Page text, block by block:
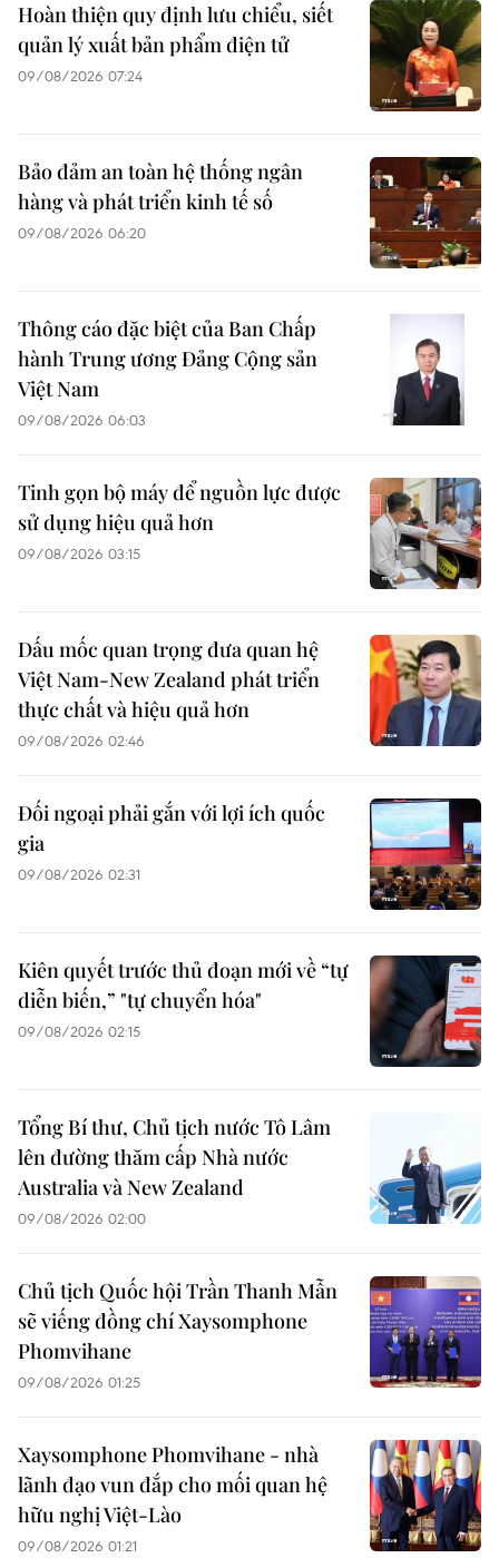
Hoàn thiện quy định lưu chiểu, siết
quản lý xuất bản phẩm điện tử
09/08/2026 07:24
Bảo đảm an toàn hệ thống ngân
hàng và phát triển kinh tế số
09/08/2026 06:20
Thông cáo đặc biệt của Ban Chấp
hành Trung ương Đảng Cộng sản
Việt Nam
09/08/2026 06:03
Tinh gọn bộ máy để nguồn lực được
sử dụng hiệu quả hơn
09/08/2026 03:15
Dấu mốc quan trọng đưa quan hệ
Việt Nam-New Zealand phát triển
thực chất và hiệu quả hơn
09/08/2026 02:46
Đối ngoại phải gắn với lợi ích quốc
gia
09/08/2026 02:31
Kiên quyết trước thủ đoạn mới về “tự
diễn biến,” "tự chuyển hóa"
09/08/2026 02:15
Tổng Bí thư, Chủ tịch nước Tô Lâm
lên đường thăm cấp Nhà nước
Australia và New Zealand
09/08/2026 02:00
Chủ tịch Quốc hội Trần Thanh Mẫn
sẽ viếng đồng chí Xaysomphone
Phomvihane
09/08/2026 01:25
Xaysomphone Phomvihane - nhà
lãnh đạo vun đắp cho mối quan hệ
hữu nghị Việt-Lào
09/08/2026 01:21